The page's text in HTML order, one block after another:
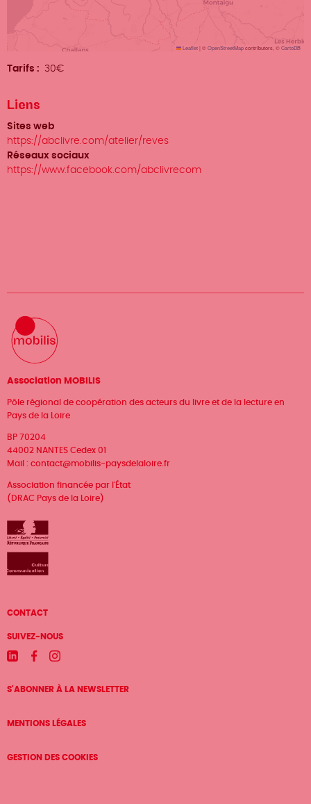
Leaflet| ©OpenStreetMapcontributors, ©CartoDB
Tarifs 30€
Liens
Sites web
https://abclivre.com/atelier/reves
Réseaux sociaux
https://www.facebook.com/abclivrecom
Association MOBILIS
Pôle régional de coopération des acteurs du livre et de la lecture en
Pays de la Loire
BP 70204
44002 NANTES Cedex 01
Mail : contact@mobilis-paysdelaloire.fr
Association financée par l'État
(DRAC Pays de la Loire)
Menu
Pied
de
page
CONTACT
SUIVEZ-NOUS
LinkedinFacebookInstagram
S'ABONNER À LA NEWSLETTER
MENTIONS LÉGALES
GESTION DES COOKIES